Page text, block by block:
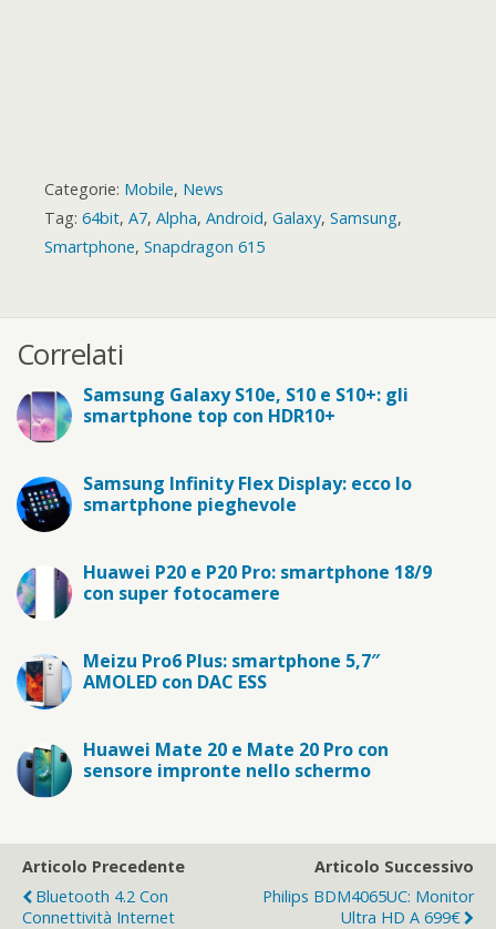
Categorie: Mobile, News
Tag: 64bit, A7, Alpha, Android, Galaxy, Samsung,
Smartphone, Snapdragon 615
Correlati
Samsung Galaxy S10e, S10 e S10+: gli
smartphone top con HDR10+
Samsung Infinity Flex Display: ecco lo
smartphone pieghevole
Huawei P20 e P20 Pro: smartphone 18/9
con super fotocamere
Meizu Pro6 Plus: smartphone 5,7″
AMOLED con DAC ESS
Huawei Mate 20 e Mate 20 Pro con
sensore impronte nello schermo
Articolo Precedente
Bluetooth 4.2 Con
Connettività Internet
Articolo Successivo
Philips BDM4065UC: Monitor
Ultra HD A 699€